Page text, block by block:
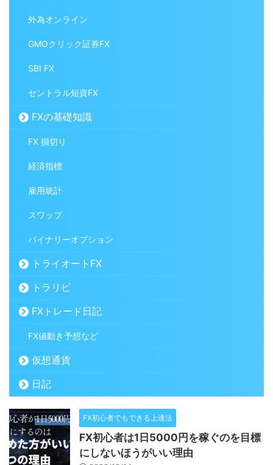
外為オンライン
GMOクリック証券FX
SBI FX
セントラル短資FX
FXの基礎知識
FX 損切り
経済指標
雇用統計
スワップ
バイナリーオプション
トライオートFX
トラリピ
FXトレード日記
FX値動き予想など
仮想通貨
日記
FX初心者でもできる上達法
FX初心者は1日5000円を稼ぐのを目標
にしないほうがいい理由